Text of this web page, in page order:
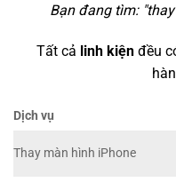
Bạn đang tìm: "
Tất cả linh kiện đều
Dịch vụ
Thay màn hình iPhone